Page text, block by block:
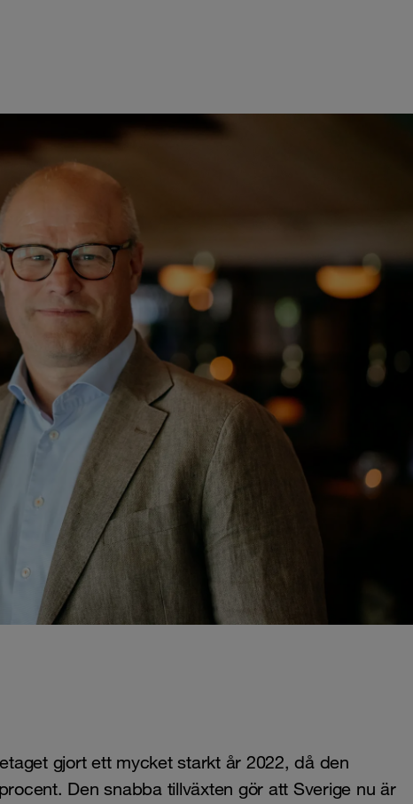
gjort ett mycket starkt år 2022, då den
Den snabba tillväxten gör att Sverige nu är